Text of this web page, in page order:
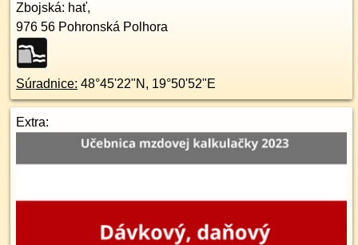
Zbojská: hať,
976 56 Pohronská Polhora
Súradnice: 48°45'22"N , 19°50'52"E
Extra: